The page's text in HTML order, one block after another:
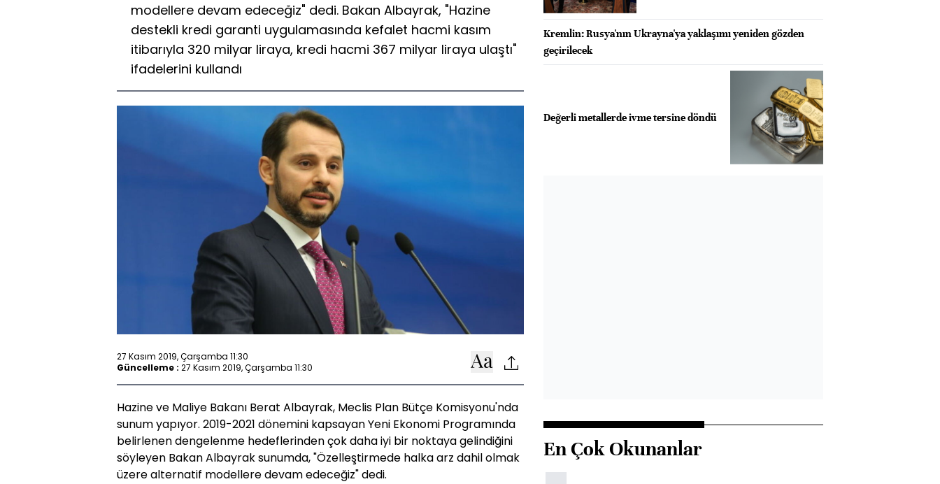
modellere devam edeceğiz" dedi. Bakan Albayrak, "Hazine
destekli kredi garanti uygulamasında kefalet hacmi kasım
itibarıyla 320 milyar liraya, kredi hacmi 367 milyar liraya ulaştı"
ifadelerini kullandı
27 Kasım 2019, Çarşamba 11:30
Güncelleme : 27 Kasım 2019, Çarşamba 11:30
Hazine ve Maliye Bakanı Berat Albayrak, Meclis Plan Bütçe Komisyonu'nda
sunum yapıyor. 2019-2021 dönemini kapsayan Yeni Ekonomi Programında
belirlenen dengelenme hedeflerinden çok daha iyi bir noktaya gelindiğini
söyleyen Bakan Albayrak sunumda, "Özelleştirmede halka arz dahil olmak
üzere alternatif modellere devam edeceğiz" dedi.
Kremlin: Rusya'nın Ukrayna'ya yaklaşımı yeniden gözden
geçirilecek
Değerli metallerde ivme tersine döndü
En Çok Okunanlar